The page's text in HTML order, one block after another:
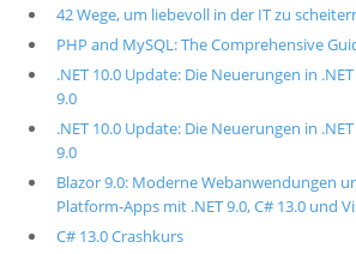
42 Wege, um liebevoll in der IT zu
PHP and MySQL: The Comprehensive
.NET 10.0 Update: Die Neuerungen in
9.0
.NET 10.0 Update: Die Neuerungen in
9.0
Blazor 9.0: Moderne Webanwendungen
Platform-Apps mit .NET 9.0, C# 13.0 und
C# 13.0 Crashkurs